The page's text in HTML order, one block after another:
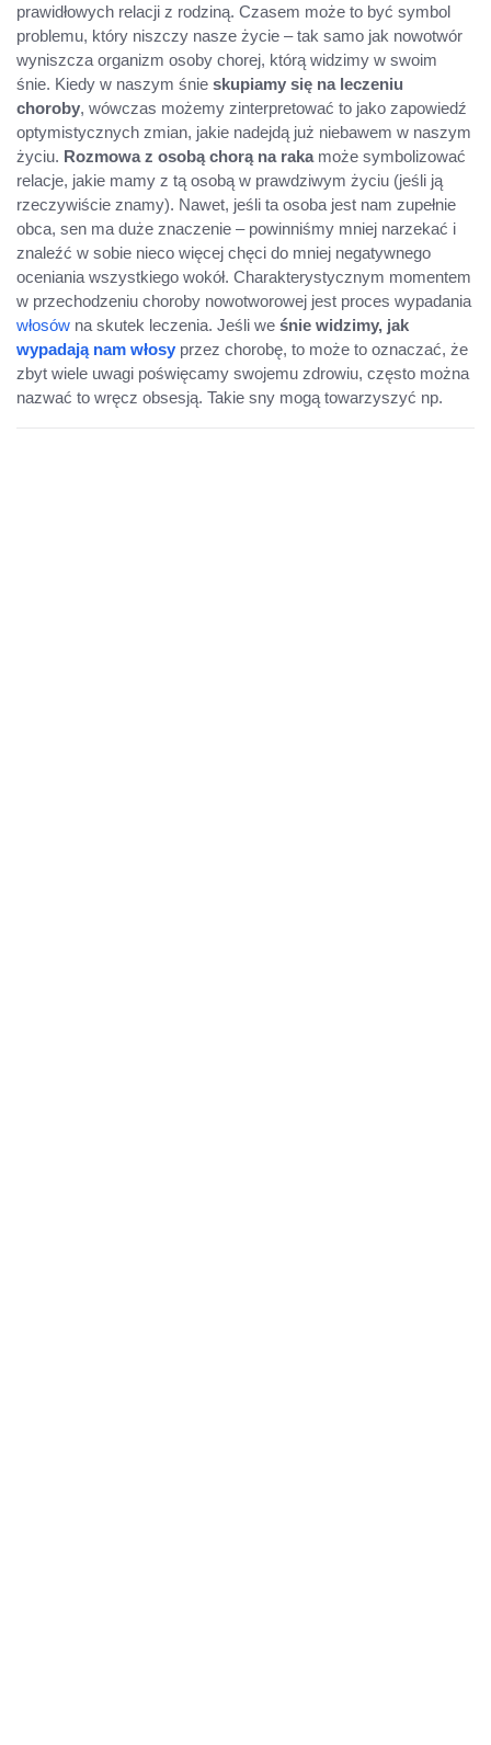
prawidłowych relacji z rodziną. Czasem może to być symbol
problemu, który niszczy nasze życie – tak samo jak nowotwór
wyniszcza organizm osoby chorej, którą widzimy w swoim
śnie. Kiedy w naszym śnie skupiamy się na leczeniu
choroby, wówczas możemy zinterpretować to jako zapowiedź
optymistycznych zmian, jakie nadejdą już niebawem w naszym
życiu. Rozmowa z osobą chorą na rakamoże symbolizować
relacje, jakie mamy z tą osobą w prawdziwym życiu (jeśli ją
rzeczywiście znamy). Nawet, jeśli ta osoba jest nam zupełnie
obca, sen ma duże znaczenie – powinniśmy mniej narzekać i
znaleźć w sobie nieco więcej chęci do mniej negatywnego
oceniania wszystkiego wokół. Charakterystycznym momentem
w przechodzeniu choroby nowotworowej jest proces wypadania
włosów na skutek leczenia. Jeśli we śnie widzimy, jak
wypadają nam włosy przez chorobę, to może to oznaczać, że
zbyt wiele uwagi poświęcamy swojemu zdrowiu, często można
nazwać to wręcz obsesją. Takie sny mogą towarzyszyć np.